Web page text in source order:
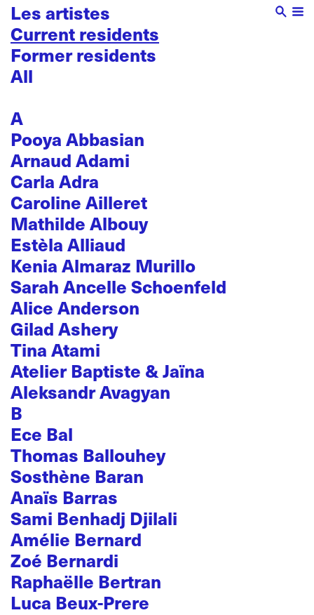
Les artistes
Current residents
Former residents
All
A
Pooya Abbasian
Arnaud Adami
Carla Adra
Caroline Ailleret
Mathilde Albouy
Estèla Alliaud
Kenia Almaraz Murillo
Sarah Ancelle Schoenfeld
Alice Anderson
Gilad Ashery
Tina Atami
Atelier Baptiste & Jaïna
Aleksandr Avagyan
B
Ece Bal
Thomas Ballouhey
Sosthène Baran
Anaïs Barras
Sami Benhadj Djilali
Amélie Bernard
Zoé Bernardi
Raphaëlle Bertran
Luca Beux-Prere